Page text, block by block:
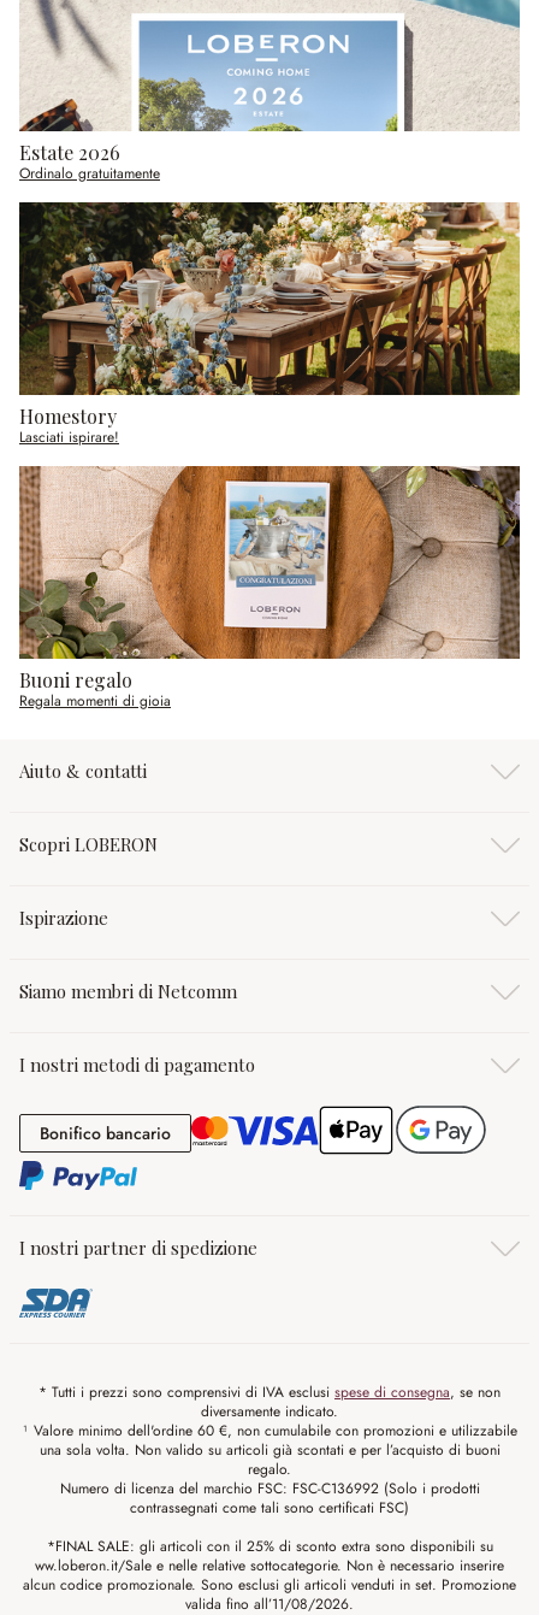
Estate 2026
Ordinalo gratuitamente
Homestory
Lasciati ispirare!
Buoni regalo
Regala momenti di gioia
Aiuto & contatti
Scopri LOBERON
Ispirazione
Siamo membri di Netcomm
I nostri metodi di pagamento
Bonifico bancarioBonifico bancario
I nostri partner di spedizione
* Tutti i prezzi sono comprensivi di IVA esclusi spese di consegna, se non
diversamente indicato.
¹ Valore minimo dell'ordine 60 €, non cumulabile con promozioni e utilizzabile
una sola volta. Non valido su articoli già scontati e per l’acquisto di buoni
regalo.
Numero di licenza del marchio FSC: FSC-C136992 (Solo i prodotti
contrassegnati come tali sono certificati FSC)
*FINAL SALE: gli articoli con il 25% di sconto extra sono disponibili su
ww.loberon.it/Sale e nelle relative sottocategorie. Non è necessario inserire
alcun codice promozionale. Sono esclusi gli articoli venduti in set. Promozione
valida fino all’11/08/2026.